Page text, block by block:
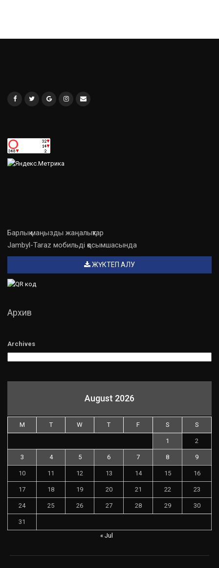
Барлық маңызды жаңалықтар
Jambyl-Taraz мобильді қосымшасында
ЖҮКТЕП АЛУ
Архив
Archives
August 2026
M T W T F S S
1 2
3 4 5 6 7 8 9
10 11 12 13 14 15 16
17 18 19 20 21 22 23
24 25 26 27 28 29 30
31
« Jul